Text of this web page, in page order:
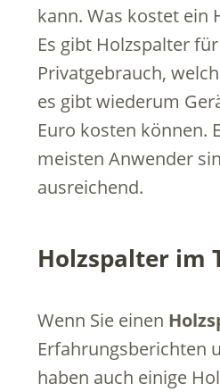
kann. Was kostet ein
Es gibt Holzspalter
Privatgebrauch,
es gibt wiederum
Euro kosten können.
meisten Anwender
ausreichend.
Holzspalter im
Wenn Sie einen
Erfahrungsberichten
haben auch einige